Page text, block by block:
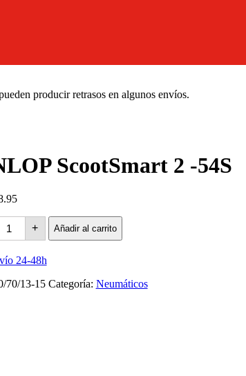
producir retrasos en algunos envíos.
ScootSmart 2 -54S
+ Añadir al carrito
24-48h
70/13-15 Categoría: Neumáticos